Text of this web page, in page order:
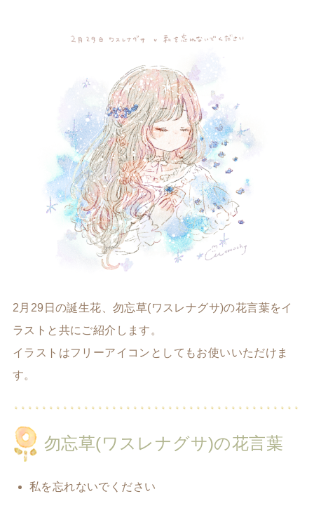
2月29日の誕生花、勿忘草(ワスレナグサ)の花言葉をイ
ラストと共にご紹介します。
イラストはフリーアイコンとしてもお使いいただけま
す。
勿忘草(ワスレナグサ)の花言葉
私を忘れないでください